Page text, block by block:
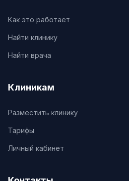
Как это работает
Найти клинику
Найти врача
Клиникам
Разместить клинику
Тарифы
Личный кабинет